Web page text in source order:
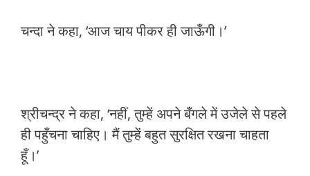
चन्दा ने कहा, ‘आज चाय पीकर ही जाऊँगी।’
श्रीचन्द्र ने कहा, ‘नहीं, तुम्हें अपने बँगले में उजेले से पहले
ही पहुँचना चाहिए। मैं तुम्हें बहुत सुरक्षित रखना चाहता
हूँ।’